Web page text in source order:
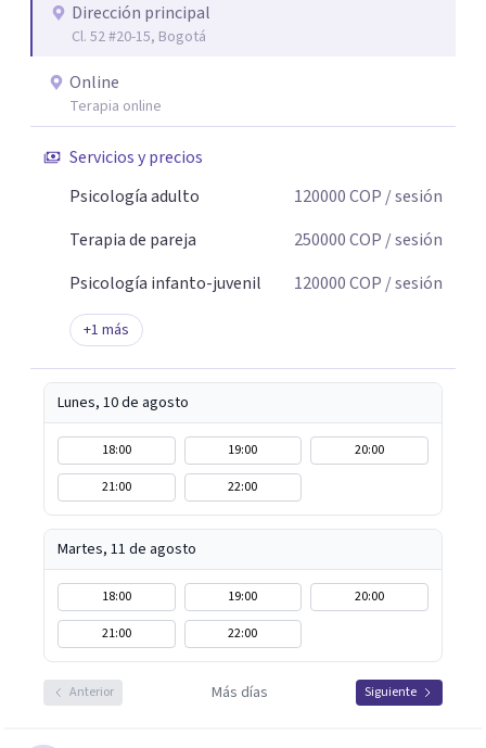
Dirección principal
Cl. 52 #20-15, Bogotá
Online
Terapia online
Servicios y precios
Psicología adulto
120000COP / sesión
Terapia de pareja
250000COP / sesión
Psicología infanto-juvenil
120000COP / sesión
+1 más
Lunes, 10 de agosto
18:00 19:00
20:00
21:00
22:00
Martes, 11 de agosto
18:00 19:00
20:00
21:00
22:00
Anterior Más días Siguiente